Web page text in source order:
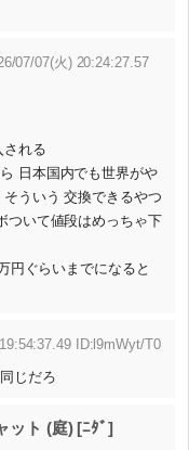
07/07(火) 20:24:27.57
される
日本国内でも世界がや
ういう 交換できるやつ
ついて値段はめっちゃ下
円ぐらいまでになると
ID:l9mWyt/T0
じだろ
ット (庭) [ﾆﾀﾞ]